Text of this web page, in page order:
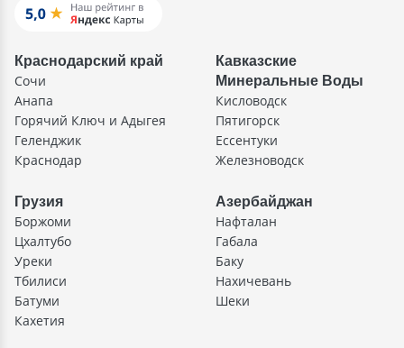
Краснодарский край
Сочи
Анапа
Горячий Ключ и Адыгея
Геленджик
Краснодар
Кавказские
Минеральные Воды
Кисловодск
Пятигорск
Ессентуки
Железноводск
Грузия
Боржоми
Цхалтубо
Уреки
Тбилиси
Батуми
Кахетия
Азербайджан
Нафталан
Габала
Баку
Нахичевань
Шеки